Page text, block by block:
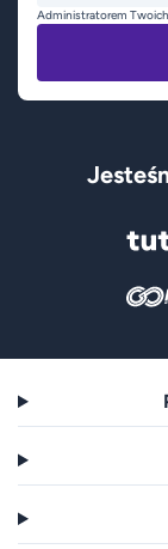
Administratorem